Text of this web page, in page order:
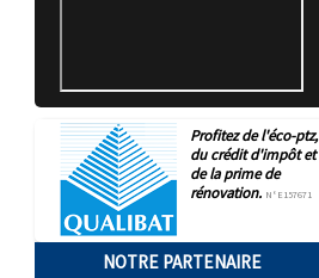
Profitez de l'éco-ptz,
du crédit d'impôt et
de la prime de
rénovation. N°E157671
NOTRE PARTENAIRE